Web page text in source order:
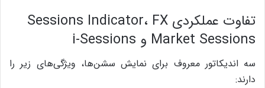
تفاوت عملکردی Sessions Indicator، FX
Market Sessions و i-Sessions
سه اندیکاتور معروف برای نمایش سشن‌ها، ویژگی‌های زیر را
دارند: